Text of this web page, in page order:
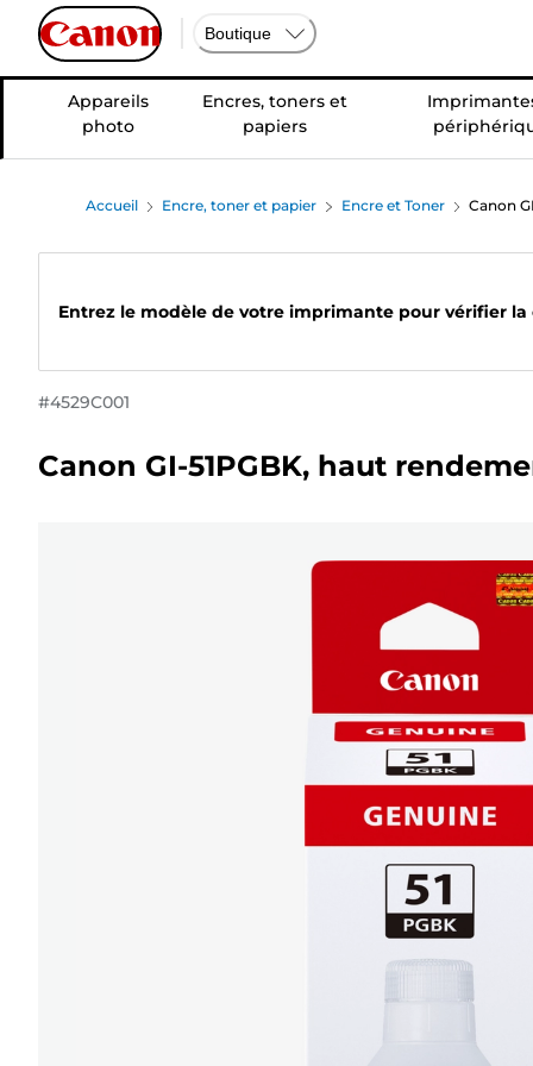
Boutique
Appareils
photo
Encres, toners et
papiers
Accueil Encre, toner et papier Encre et Toner Canon
Entrez le modèle de votre imprimante pour vérifier
#4529C001
Canon GI-51PGBK, haut